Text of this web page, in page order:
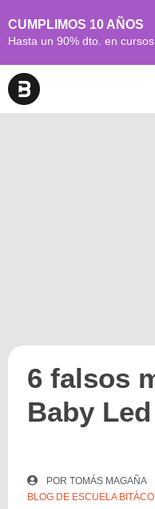
CUMPLIMOS 10 AÑOS
Hasta un 90% dto. en cursos
6 falsos
Baby
POR TOMÁS MAGAÑA
BLOG DE ESCUELA